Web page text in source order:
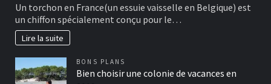
Un torchon en France(un essuie vaisselle en Belgique) est
un chiffon spécialement conçu pour le…
Lire la suite
BONS PLANS
Bien choisir une colonie de vacances en